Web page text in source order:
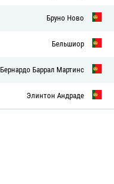
Бруно Ново
Бельшиор
Бернардо Баррал Мартинс
Элинтон Андраде